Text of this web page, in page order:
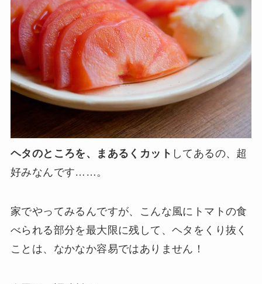
ヘタのところを、まあるくカット してあるの、超
好みなんです……。
家でやってみるんですが、こんな風にトマトの食
べられる部分を最大限に残して、ヘタをくり抜く
ことは、なかなか容易ではありません！